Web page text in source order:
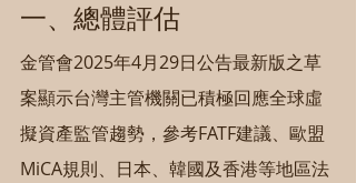
一、總體評估
金管會2025年4月29日公告最新版之草
案顯示台灣主管機關已積極回應全球虛
擬資產監管趨勢，參考FATF建議、歐盟
MiCA規則、日本、韓國及香港等地區法